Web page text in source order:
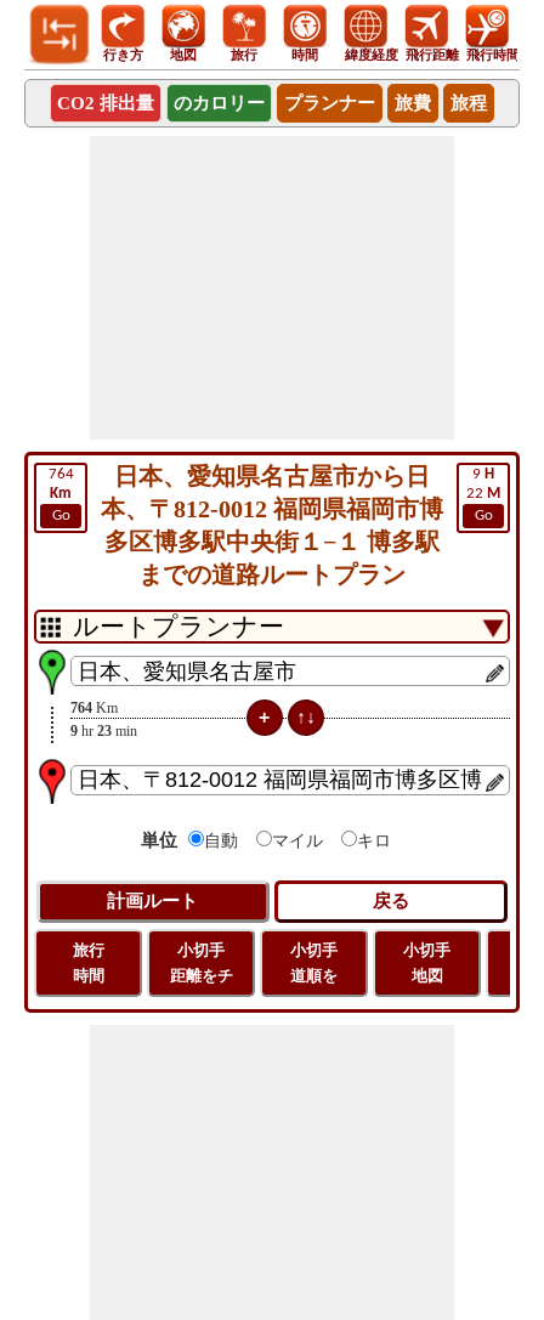
行き方 地図 旅行 時間 緯度経度 飛行距離 飛行時間
CO2 排出量 のカロリー プランナー 旅費 旅程
764
Km
Go
9 H
22 M
Go
日本、愛知県名古屋市から日
本、〒812-0012 福岡県福岡市博
多区博多駅中央街１−１ 博多駅
までの道路ルートプラン
764 Km
9 hr 23 min
単位 自動 マイル キロ
旅行
時間
小切手
距離をチ
小切手
道順を
小切手
地図